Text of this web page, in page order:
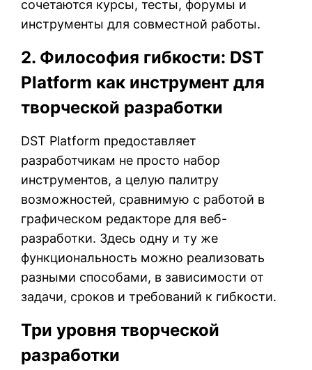
сочетаются курсы, тесты, форумы и
инструменты для совместной работы.
2. Философия гибкости: DST
Platform как инструмент для
творческой разработки
DST Platform предоставляет
разработчикам не просто набор
инструментов, а целую палитру
возможностей, сравнимую с работой в
графическом редакторе для веб-
разработки. Здесь одну и ту же
функциональность можно реализовать
разными способами, в зависимости от
задачи, сроков и требований к гибкости.
Три уровня творческой
разработки